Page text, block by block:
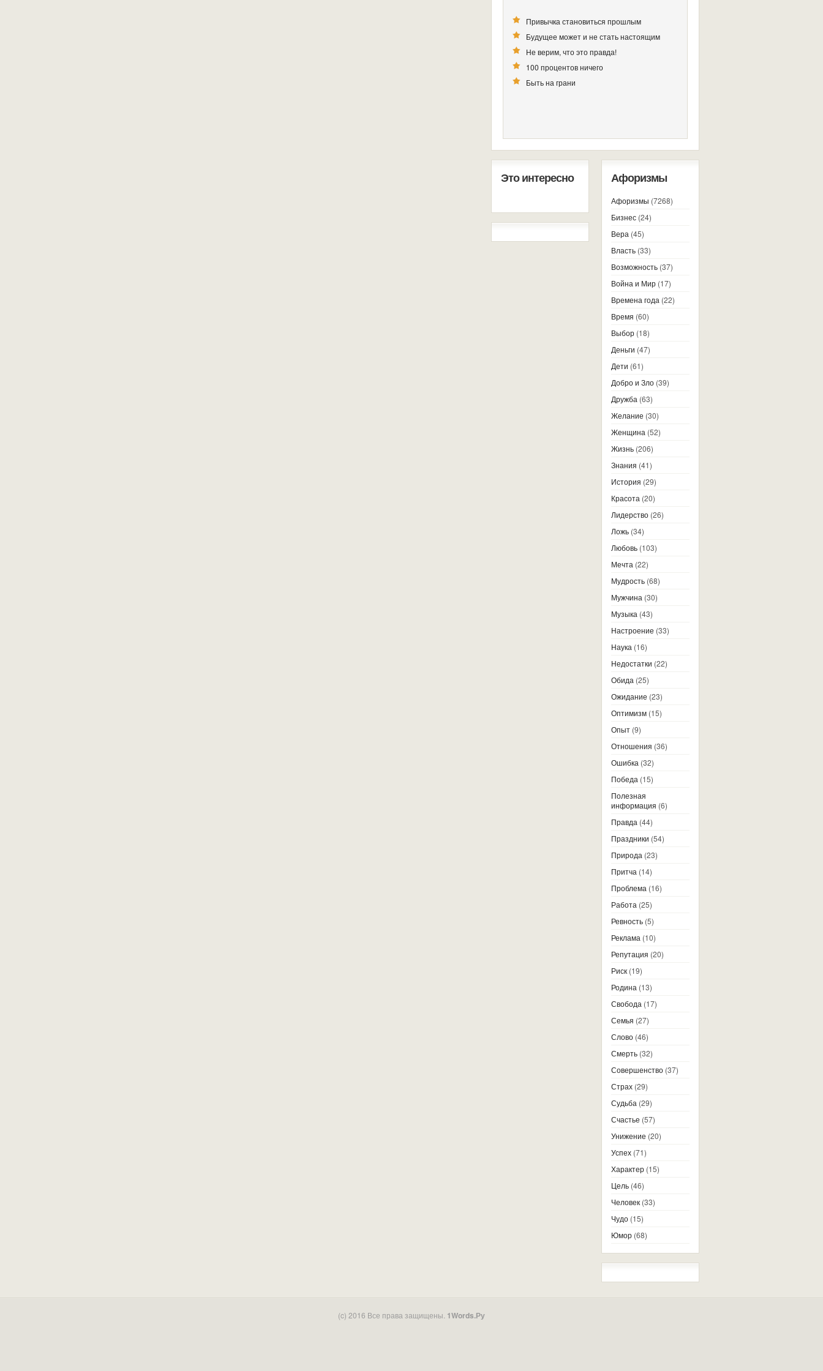
Привычка становиться прошлым
Будущее может и не стать настоящим
Не верим, что это правда!
100 процентов ничего
Быть на грани
Это интересно Афоризмы
Афоризмы (7268)
Бизнес (24)
Вера (45)
Власть (33)
Возможность (37)
Война и Мир (17)
Времена года (22)
Время (60)
Выбор (18)
Деньги (47)
Дети (61)
Добро и Зло (39)
Дружба (63)
Желание (30)
Женщина (52)
Жизнь (206)
Знания (41)
История (29)
Красота (20)
Лидерство (26)
Ложь (34)
Любовь (103)
Мечта (22)
Мудрость (68)
Мужчина (30)
Музыка (43)
Настроение (33)
Наука (16)
Недостатки (22)
Обида (25)
Ожидание (23)
Оптимизм (15)
Опыт (9)
Отношения (36)
Ошибка (32)
Победа (15)
Полезная
информация (6)
Правда (44)
Праздники (54)
Природа (23)
Притча (14)
Проблема (16)
Работа (25)
Ревность (5)
Реклама (10)
Репутация (20)
Риск (19)
Родина (13)
Свобода (17)
Семья (27)
Слово (46)
Смерть (32)
Совершенство (37)
Страх (29)
Судьба (29)
Счастье (57)
Унижение (20)
Успех (71)
Характер (15)
Цель (46)
Человек (33)
Чудо (15)
Юмор (68)
(c) 2016 Все права защищены. 1Words.Ру